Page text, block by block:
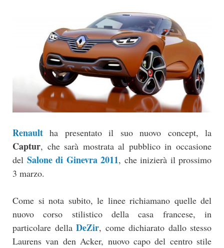
Renault ha presentato il suo nuovo concept, la
Captur, che sarà mostrata al pubblico in occasione
del Salone di Ginevra 2011, che inizierà il prossimo
3 marzo.
Come si nota subito, le linee richiamano quelle del
nuovo corso stilistico della casa francese, in
particolare della DeZir, come dichiarato dallo stesso
Laurens van den Acker, nuovo capo del centro stile